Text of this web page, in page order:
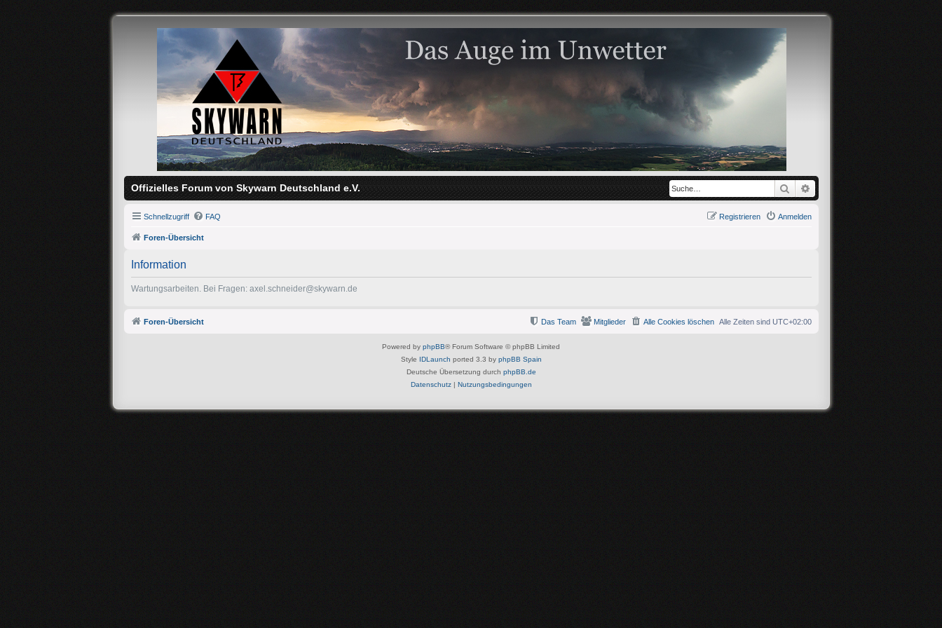
Offizielles Forum von Skywarn Deutschland e.V. Suche
Schnellzugriff FAQ Anmelden
Registrieren
Foren-Übersicht
Information
Wartungsarbeiten. Bei Fragen: axel.schneider@skywarn.de
Foren-Übersicht Alle Zeiten sind UTC+02:00
Alle Cookies löschen
Mitglieder
Das Team
Powered by phpBB® Forum Software © phpBB Limited
Style IDLaunch ported 3.3 by phpBB Spain
Deutsche Übersetzung durch phpBB.de
Datenschutz| Nutzungsbedingungen